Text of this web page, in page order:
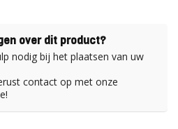
over dit product?
nodig bij het plaatsen van uw
contact op met onze